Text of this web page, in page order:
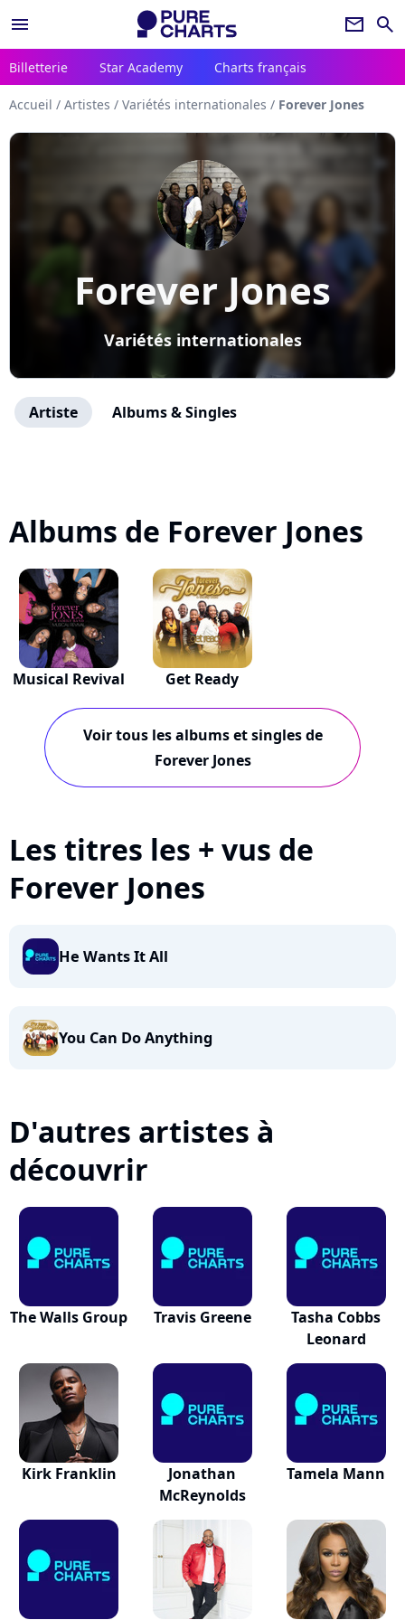
menu newsletter search
Billetterie Star Academy Charts français
Accueil / Artistes / Variétés internationales / Forever Jones
Forever Jones
Variétés internationales
Artiste Albums & Singles
Albums de Forever Jones
Musical Revival Get Ready
Voir tous les albums et singles de
Forever Jones
Les titres les + vus de
Forever Jones
He Wants It All
You Can Do Anything
D'autres artistes à
découvrir
The Walls Group Travis Greene
Tasha Cobbs
Leonard
Kirk Franklin
Jonathan
McReynolds
Tamela Mann